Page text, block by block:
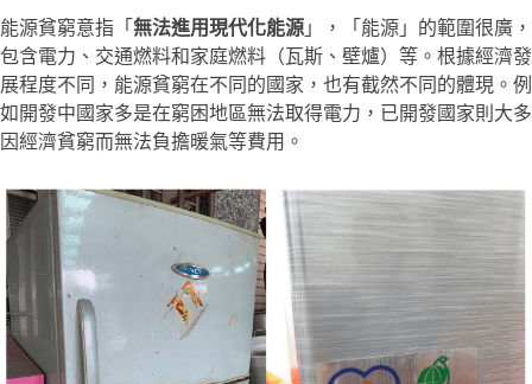
能源貧窮意指「 無法進用現代化能源 」，「能源」的範圍很廣，
包含電力、交通燃料和家庭燃料（瓦斯、壁爐）等。根據經濟發
展程度不同，能源貧窮在不同的國家，也有截然不同的體現。例
如開發中國家多是在窮困地區無法取得電力，已開發國家則大多
因經濟貧窮而無法負擔暖氣等費用。